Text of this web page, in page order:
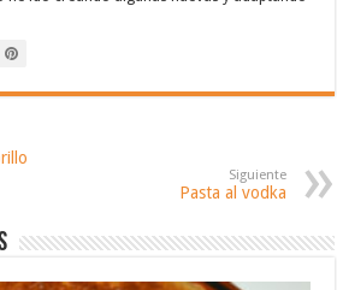
Siguiente
Pasta al vodka